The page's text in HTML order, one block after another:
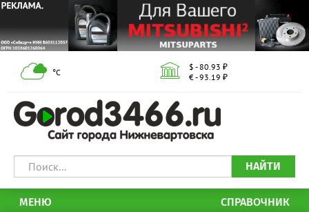
°С
$ - 80.93 ₽
€ - 93.19 ₽
НАЙТИ
МЕНЮ СПРАВОЧНИК